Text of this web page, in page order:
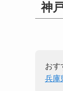
神
おす
兵庫